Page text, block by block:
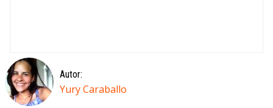
Autor:
Yury Caraballo